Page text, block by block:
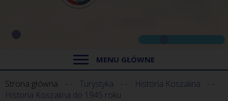
MENU GŁÓWNE
Strona główna Turystyka
Historia Koszalina
Historia Koszalina do 1945 roku